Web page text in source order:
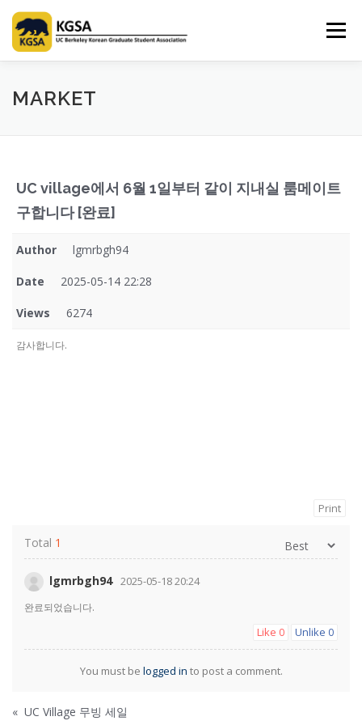
content
Menu
HOME ABOUT US
MARKET
UC village에서 6월 1일부터 같이 지내실 룸메이트
구합니다 [완료]
Author lgmrbgh94
Date 2025-05-14 22:28
Views 6274
감사합니다.
Print
Total 1
lgmrbgh94 2025-05-18 20:24
완료되었습니다.
Like 0 Unlike 0
You must be logged in to post a comment.
« UC Village 무빙 세일